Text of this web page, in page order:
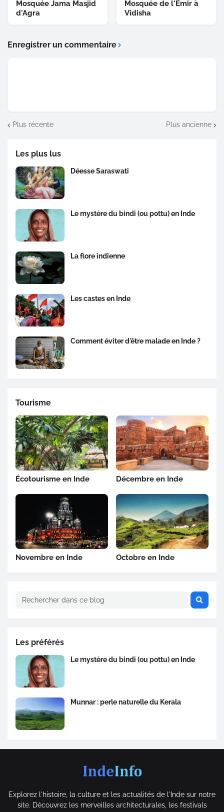
Mosquée Jama Masjid
d'Agra
Mosquée de l'Émir à
Vidisha
Enregistrer un commentaire
Plus récente Plus ancienne
Les plus lus
Déesse Saraswati
Le mystère du bindi (ou pottu) en Inde
La flore indienne
Les castes en Inde
Comment éviter d'être malade en Inde ?
Tourisme
Écotourisme en Inde Décembre en Inde
Novembre en Inde Octobre en Inde
Les préférés
Le mystère du bindi (ou pottu) en Inde
Munnar : perle naturelle du Kerala
Explorez l'histoire, la culture et les actualités de l'Inde sur notre
site. Découvrez les merveilles architecturales, les festivals